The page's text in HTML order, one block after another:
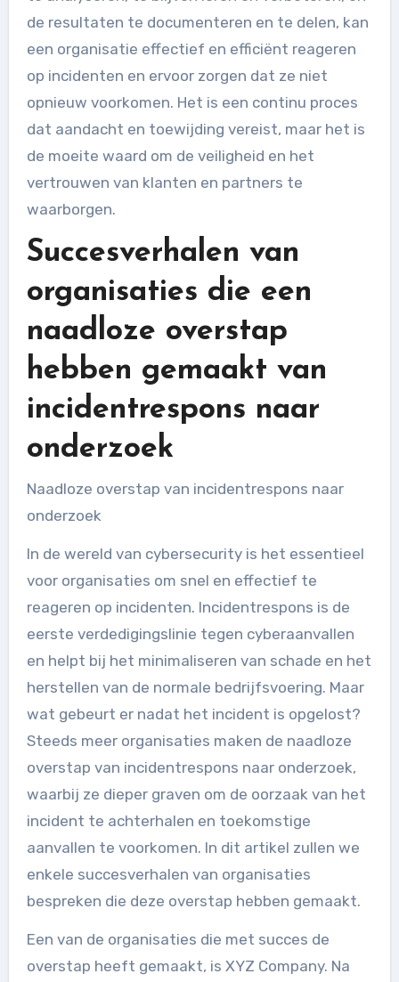
de resultaten te documenteren en te delen, kan
een organisatie effectief en efficiënt reageren
op incidenten en ervoor zorgen dat ze niet
opnieuw voorkomen. Het is een continu proces
dat aandacht en toewijding vereist, maar het is
de moeite waard om de veiligheid en het
vertrouwen van klanten en partners te
waarborgen.
Succesverhalen van
organisaties die een
naadloze overstap
hebben gemaakt van
incidentrespons naar
onderzoek
Naadloze overstap van incidentrespons naar
onderzoek
In de wereld van cybersecurity is het essentieel
voor organisaties om snel en effectief te
reageren op incidenten. Incidentrespons is de
eerste verdedigingslinie tegen cyberaanvallen
en helpt bij het minimaliseren van schade en het
herstellen van de normale bedrijfsvoering. Maar
wat gebeurt er nadat het incident is opgelost?
Steeds meer organisaties maken de naadloze
overstap van incidentrespons naar onderzoek,
waarbij ze dieper graven om de oorzaak van het
incident te achterhalen en toekomstige
aanvallen te voorkomen. In dit artikel zullen we
enkele succesverhalen van organisaties
bespreken die deze overstap hebben gemaakt.
Een van de organisaties die met succes de
overstap heeft gemaakt, is XYZ Company. Na